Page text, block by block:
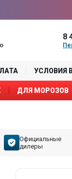
8
УСЛОВИЯ
ДЛЯ МОРОЗОВ
Официальные
дилеры